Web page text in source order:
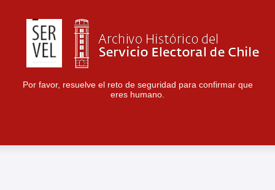
Por favor, resuelve el reto de seguridad para confirmar que
eres humano.